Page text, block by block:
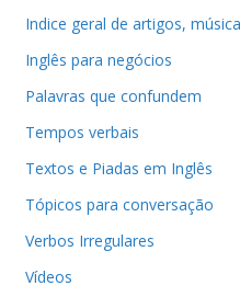
Indice geral de artigos,
Inglês para negócios
Palavras que confundem
Tempos verbais
Textos e Piadas em Inglês
Tópicos para conversação
Verbos Irregulares
Vídeos